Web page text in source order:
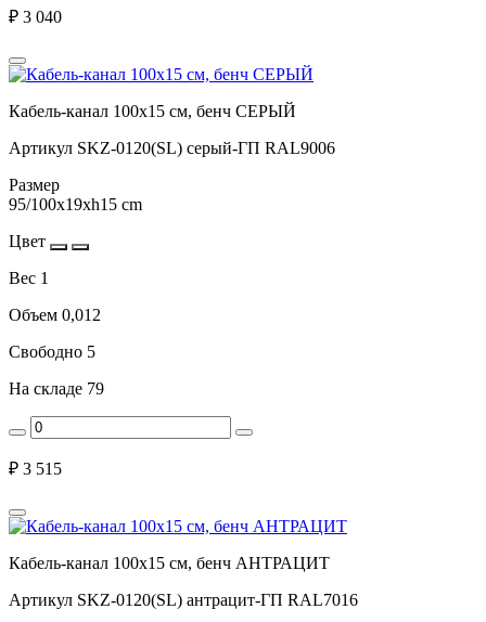
₽ 3 040
Кабель-канал 100х15 см, бенч СЕРЫЙ
Артикул SKZ-0120(SL) серый-ГП RAL9006
Размер
95/100х19хh15 cm
Цвет
Вес 1
Объем 0,012
Свободно 5
На складе 79
₽ 3 515
Кабель-канал 100х15 см, бенч АНТРАЦИТ
Артикул SKZ-0120(SL) антрацит-ГП RAL7016